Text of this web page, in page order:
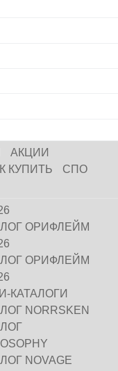
АКЦИИ
КУПИТЬ
СПО
ОРИФЛЕЙМ
ОРИФЛЕЙМ
КАТАЛОГИ
NORRSKEN
NOVAGE